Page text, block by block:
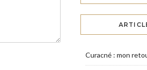
Curacné : mon